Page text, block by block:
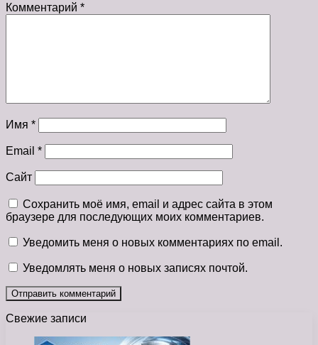
Комментарий *
Имя *
Email *
Сайт
Сохранить моё имя, email и адрес сайта в этом
браузере для последующих моих комментариев.
Уведомить меня о новых комментариях по email.
Уведомлять меня о новых записях почтой.
Свежие записи